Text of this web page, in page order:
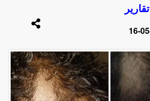
تقارير
2026-05-16